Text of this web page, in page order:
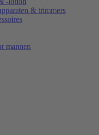
& trimmers
mannen